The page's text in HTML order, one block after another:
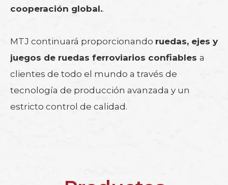
cooperación global..
MTJ continuará proporcionando ruedas, ejes y
juegos de ruedas ferroviarios confiables a
clientes de todo el mundo a través de
tecnología de producción avanzada y un
estricto control de calidad.